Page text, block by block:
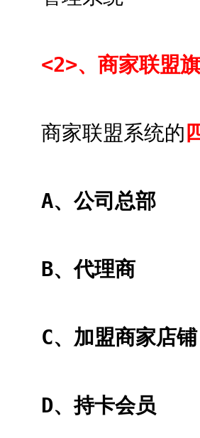
<2>、商家联盟
商家联盟系统的
A、公司总部
B、代理商
C、加盟商家店铺
D、持卡会员